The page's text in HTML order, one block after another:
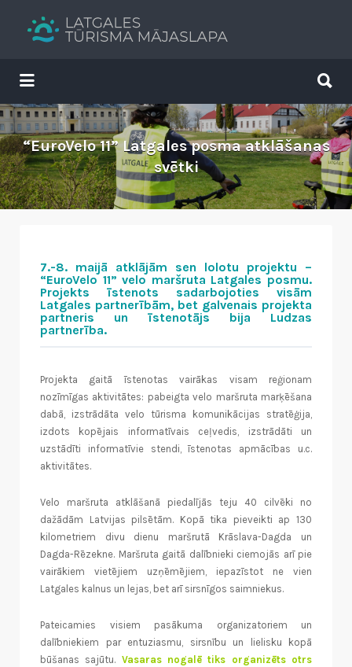
Tavs brīvdienu ceļvedis
Search
for:
for:
“EuroVelo 11” Latgales posma atklāšanas
svētki
7.-8. maijā atklājām sen lolotu projektu –
“EuroVelo 11” velo maršruta Latgales posmu.
Projekts īstenots sadarbojoties visām
Latgales partnerībām, bet galvenais projekta
partneris un īstenotājs bija Ludzas
partnerība.
Projekta gaitā īstenotas vairākas visam reģionam
nozīmīgas aktivitātes: pabeigta velo maršruta marķēšana
dabā, izstrādāta velo tūrisma komunikācijas stratēģija,
izdots kopējais informatīvais ceļvedis, izstrādāti un
uzstādīti informatīvie stendi, īstenotas apmācības u.c.
aktivitātes.
Velo maršruta atklāšanā piedalījās teju 40 cilvēki no
dažādām Latvijas pilsētām. Kopā tika pieveikti ap 130
kilometriem divu dienu maršrutā Krāslava-Dagda un
Dagda-Rēzekne. Maršruta gaitā dalībnieki ciemojās arī pie
vairākiem vietējiem uzņēmējiem, iepazīstot ne vien
Latgales kalnus un lejas, bet arī sirsnīgos saimniekus.
Pateicamies visiem pasākuma organizatoriem un
dalībniekiem par entuziasmu, sirsnību un lielisku kopā
būšanas sajūtu. Vasaras nogalē tiks organizēts otrs